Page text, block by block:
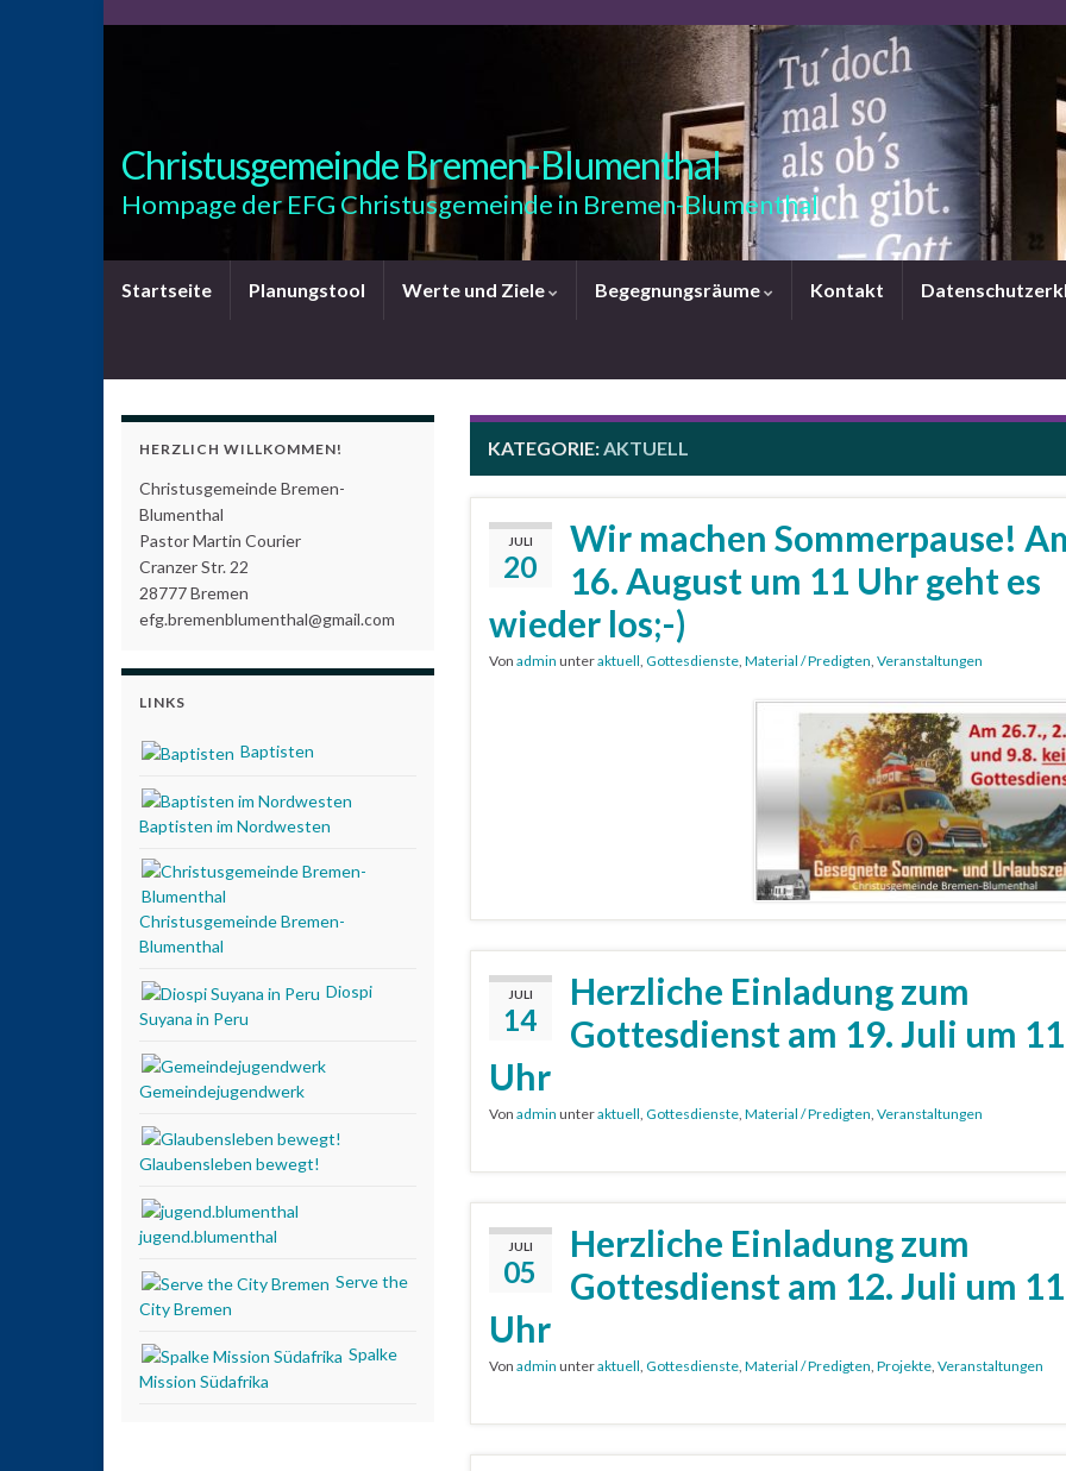
Christusgemeinde Bremen-Blumenthal
Hompage der EFG Christusgemeinde in Bremen-Blumenthal
Startseite Planungstool Werte und Ziele Begegnungsräume Kontakt
KATEGORIE:AKTUELL
JULI
20
Wir machen Sommerpause!
16. August um 11 Uhr geht es
wieder los;-)
Von admin unteraktuell, Gottesdienste, Material / Predigten, Veranstaltungen
JULI
14
Herzliche Einladung zum
Gottesdienst am 19. Juli um 11
Uhr
Von admin unteraktuell Gottesdienste, Material / Predigten Veranstaltungen
JULI
05
Herzliche Einladung zum
Gottesdienst am 12. Juli um 11
Uhr
Von admin unteraktuell Gottesdienste, Material / Predigten Projekte, Veranstaltungen
HERZLICH WILLKOMMEN!
Christusgemeinde Bremen-
Blumenthal
Pastor Martin Courier
Cranzer Str. 22
28777 Bremen
efg.bremenblumenthal@gmail.com
LINKS
Baptisten
Baptisten im Nordwesten
Christusgemeinde Bremen-
Blumenthal
Diospi
Suyana in Peru
Gemeindejugendwerk
Glaubensleben bewegt!
jugend.blumenthal
Serve the
City Bremen
Spalke
Mission Südafrika